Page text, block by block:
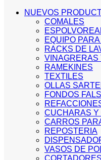
NUEVOS
COMALES
EQUIPO
RACKS DE
VINAGRERAS
RAMEKINES
TEXTILES
OLLAS
FONDOS
CUCHARAS
CARROS
REPOSTERIA
VASOS DE